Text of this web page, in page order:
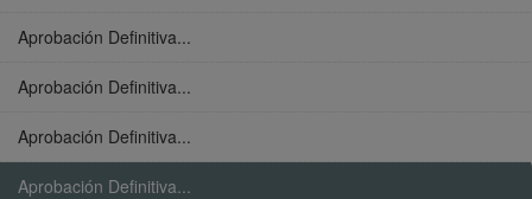
Aprobación Definitiva...
Aprobación Definitiva...
Aprobación Definitiva...
Aprobación Definitiva...